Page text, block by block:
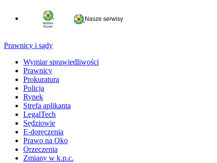
Nasze serwisy
Prawnicy i sądy
Wymiar sprawiedliwości
Prawnicy
Prokuratura
Policja
Rynek
Strefa aplikanta
LegalTech
Sędziowie
E-doręczenia
Prawo na Oko
Orzeczenia
Zmiany w k.p.c.